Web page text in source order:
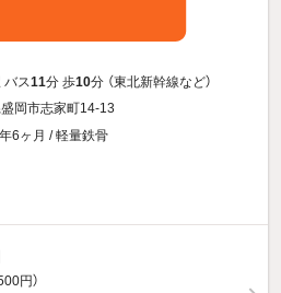
バス11分 歩10分 （東北新幹線など）
岡市志家町14-13
6ヶ月 / 軽量鉄骨
円）